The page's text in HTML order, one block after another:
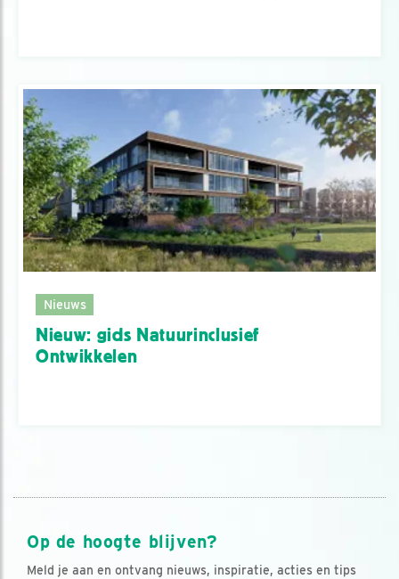
Nieuws
Nieuw: gids Natuurinclusief
Ontwikkelen
Op de hoogte blijven?
Meld je aan en ontvang nieuws, inspiratie, acties en tips